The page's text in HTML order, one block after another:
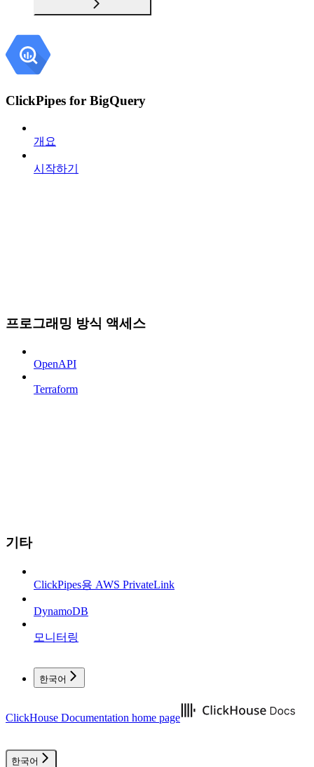
ClickPipes for BigQuery
개요
시작하기
프로그래밍 방식 액세스
OpenAPI
Terraform
기타
ClickPipes용 AWS PrivateLink
DynamoDB
모니터링
한국어
ClickHouse Documentation home page
한국어